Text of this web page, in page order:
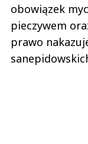
obowiązek
pieczywem
prawo